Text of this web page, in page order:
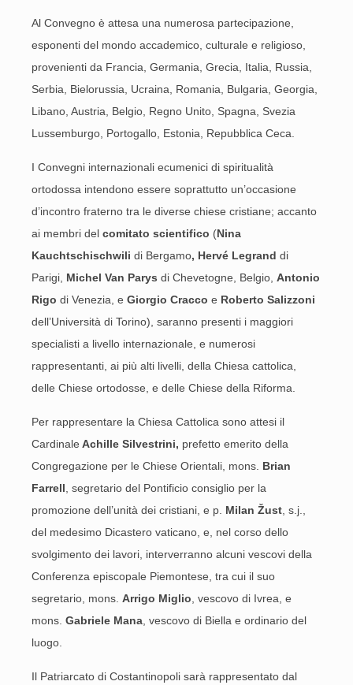
Al Convegno è attesa una numerosa partecipazione,
esponenti del mondo accademico, culturale e religioso,
provenienti da Francia, Germania, Grecia, Italia, Russia,
Serbia, Bielorussia, Ucraina, Romania, Bulgaria, Georgia,
Libano, Austria, Belgio, Regno Unito, Spagna, Svezia
Lussemburgo, Portogallo, Estonia, Repubblica Ceca.
I Convegni internazionali ecumenici di spiritualità
ortodossa intendono essere soprattutto un’occasione
d’incontro fraterno tra le diverse chiese cristiane; accanto
ai membri del comitato scientifico (Nina
Kauchtschischwili di Bergamo, Hervé Legrand di
Parigi, Michel Van Parys di Chevetogne, Belgio, Antonio
Rigo di Venezia, e Giorgio Cracco e Roberto Salizzoni
dell’Università di Torino), saranno presenti i maggiori
specialisti a livello internazionale, e numerosi
rappresentanti, ai più alti livelli, della Chiesa cattolica,
delle Chiese ortodosse, e delle Chiese della Riforma.
Per rappresentare la Chiesa Cattolica sono attesi il
Cardinale Achille Silvestrini, prefetto emerito della
Congregazione per le Chiese Orientali, mons. Brian
Farrell , segretario del Pontificio consiglio per la
promozione dell’unità dei cristiani, e p. Milan Žust , s.j.,
del medesimo Dicastero vaticano, e, nel corso dello
svolgimento dei lavori, interverranno alcuni vescovi della
Conferenza episcopale Piemontese, tra cui il suo
segretario, mons. Arrigo Miglio , vescovo di Ivrea, e
mons. Gabriele Mana , vescovo di Biella e ordinario del
luogo.
Il Patriarcato di Costantinopoli sarà rappresentato dal